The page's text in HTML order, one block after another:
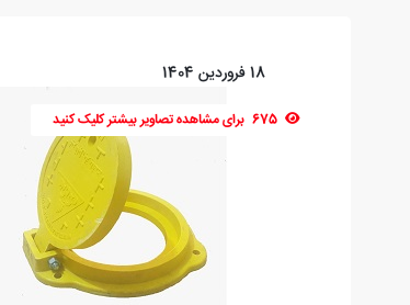
18 فروردین 1404
برای مشاهده تصاویر بیشتر کلیک کنید